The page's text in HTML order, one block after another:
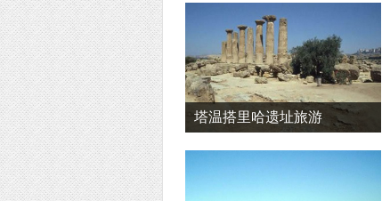
塔温搭里哈遗址旅游